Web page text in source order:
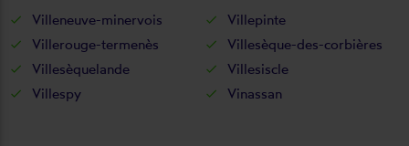
Villeneuve-minervois
Villepinte
Villerouge-termenès
Villesèque-des-corbières
Villesèquelande
Villesiscle
Villespy
Vinassan